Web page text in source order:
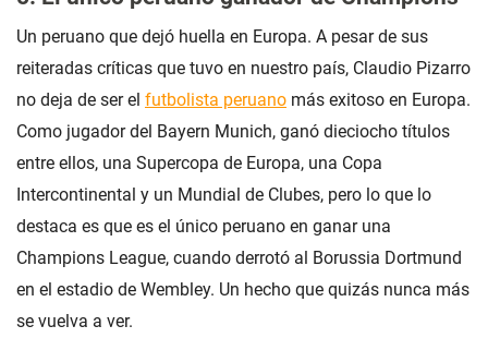
Un peruano que dejó huella en Europa. A pesar de sus
reiteradas críticas que tuvo en nuestro país, Claudio Pizarro
no deja de ser el futbolista peruano más exitoso en Europa.
Como jugador del Bayern Munich, ganó dieciocho títulos
entre ellos, una Supercopa de Europa, una Copa
Intercontinental y un Mundial de Clubes, pero lo que lo
destaca es que es el único peruano en ganar una
Champions League, cuando derrotó al Borussia Dortmund
en el estadio de Wembley. Un hecho que quizás nunca más
se vuelva a ver.